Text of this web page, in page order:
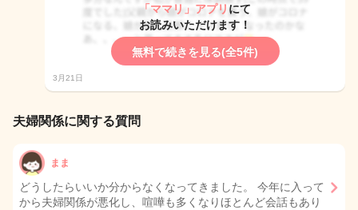
「ママリ」アプリ にて
お読みいただけます！
無料で続きを見る(全5件)
3月21日
夫婦関係に関する質問
まま
どうしたらいいか分からなくなってきました。 今年に入って
から夫婦関係が悪化し、喧嘩も多くなりほとんど会話もあり